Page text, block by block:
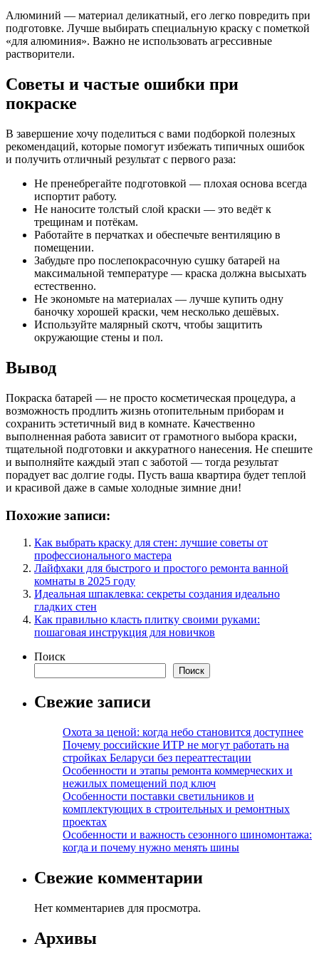
Алюминий — материал деликатный, его легко повредить при
подготовке. Лучше выбирать специальную краску с пометкой
«для алюминия». Важно не использовать агрессивные
растворители.
Советы и частые ошибки при
покраске
В завершение хочу поделиться с вами подборкой полезных
рекомендаций, которые помогут избежать типичных ошибок
и получить отличный результат с первого раза:
Не пренебрегайте подготовкой — плохая основа всегда
испортит работу.
Не наносите толстый слой краски — это ведёт к
трещинам и потёкам.
Работайте в перчатках и обеспечьте вентиляцию в
помещении.
Забудьте про послепокрасочную сушку батарей на
максимальной температуре — краска должна высыхать
естественно.
Не экономьте на материалах — лучше купить одну
баночку хорошей краски, чем несколько дешёвых.
Используйте малярный скотч, чтобы защитить
окружающие стены и пол.
Вывод
Покраска батарей — не просто косметическая процедура, а
возможность продлить жизнь отопительным приборам и
сохранить эстетичный вид в комнате. Качественно
выполненная работа зависит от грамотного выбора краски,
тщательной подготовки и аккуратного нанесения. Не спешите
и выполняйте каждый этап с заботой — тогда результат
порадует вас долгие годы. Пусть ваша квартира будет теплой
и красивой даже в самые холодные зимние дни!
Похожие записи:
Как выбрать краску для стен: лучшие советы от
профессионального мастера
Лайфхаки для быстрого и простого ремонта ванной
комнаты в 2025 году
Идеальная шпаклевка: секреты создания идеально
гладких стен
Как правильно класть плитку своими руками:
пошаговая инструкция для новичков
Поиск
Поиск
Свежие записи
Охота за ценой: когда небо становится доступнее
Почему российские ИТР не могут работать на
стройках Беларуси без переаттестации
Особенности и этапы ремонта коммерческих и
нежилых помещений под ключ
Особенности поставки светильников и
комплектующих в строительных и ремонтных
проектах
Особенности и важность сезонного шиномонтажа:
когда и почему нужно менять шины
Свежие комментарии
Нет комментариев для просмотра.
Архивы